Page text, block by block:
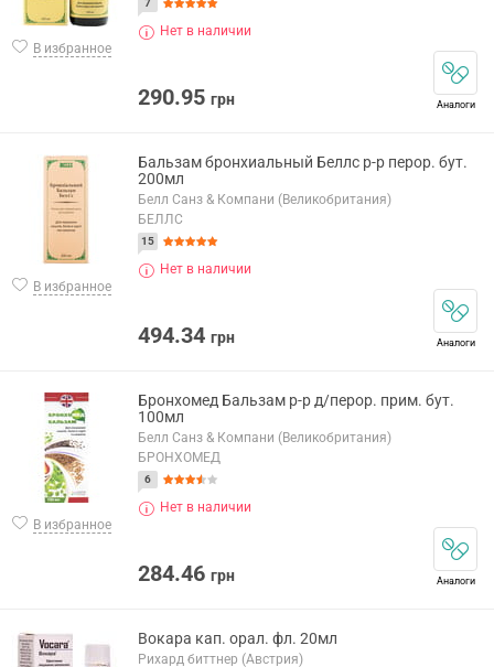
В избранное
7
Нет в наличии
290.95 грн Аналоги
В избранное
Бальзам бронхиальный Беллс р-р перор. бут.
200мл
Белл Санз & Компани (Великобритания)
БЕЛЛС
15
Нет в наличии
494.34 грн Аналоги
В избранное
Бронхомед Бальзам р-р д/перор. прим. бут.
100мл
Белл Санз & Компани (Великобритания)
БРОНХОМЕД
6
Нет в наличии
284.46 грн Аналоги
Вокара кап. орал. фл. 20мл
Рихард биттнер (Австрия)